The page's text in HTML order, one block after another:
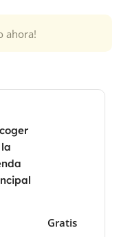
ahora!
Gratis